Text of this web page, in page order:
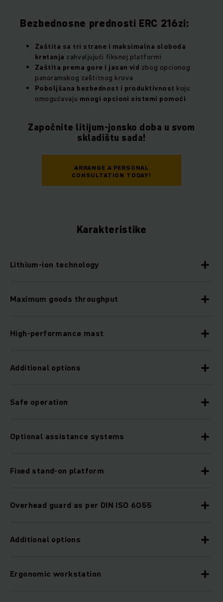
Bezbednosne prednosti ERC 216zi:
Zaštita sa tri strane i maksimalna sloboda
kretanja zahvaljujući fiksnoj platformi
Zaštita prema gore i jasan vid zbog opcionog
panoramskog zaštitnog krova
Poboljšana bezbednost i produktivnost koju
omogućavaju mnogi opcioni sistemi pomoći
Započnite litijum-jonsko doba u svom
skladištu sada!
ARRANGE A PERSONAL
CONSULTATION TODAY!
Karakteristike
Lithium-ion technology
Maximum goods throughput
High-performance mast
Additional options
Safe operation
Optional assistance systems
Fixed stand-on platform
Overhead guard as per DIN ISO 6055
Additional options
Ergonomic workstation